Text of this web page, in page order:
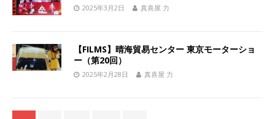
2025年3月2日 真喜屋 力
【FILMS】晴海貿易センター 東京モーターショ
ー（第20回）
2025年2月28日 真喜屋 力